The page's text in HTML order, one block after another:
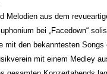
Melodien aus dem
bei „Facedown“
den bekanntesten Songs
mit einem Medley